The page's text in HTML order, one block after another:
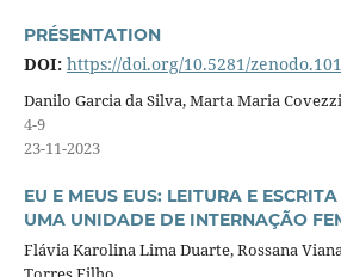
PRÉSENTATION
DOI: https://doi.org/10.5281/
Danilo Garcia da Silva, Marta Maria
4-9
23-11-2023
EU E MEUS EUS: LEITURA E
UMA UNIDADE DE INTERNAÇÃO
Flávia Karolina Lima Duarte, Rossana